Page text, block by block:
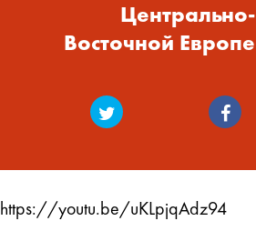
Центрально-
Восточной Европе
https://youtu.be/uKLpjqAdz94